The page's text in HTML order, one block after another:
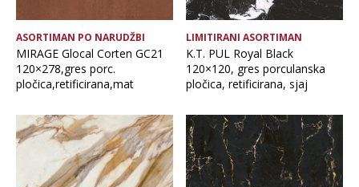
ASORTIMAN PO NARUDŽBI
MIRAGE Glocal Corten GC21
120×278,gres porc.
pločica,retificirana,mat
LIMITIRANI ASORTIMAN
K.T. PUL Royal Black
120×120, gres porculanska
pločica, retificirana, sjaj